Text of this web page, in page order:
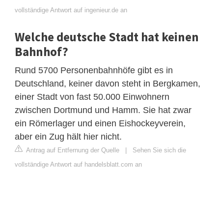
vollständige Antwort auf ingenieur.de an
Welche deutsche Stadt hat keinen
Bahnhof?
Rund 5700 Personenbahnhöfe gibt es in
Deutschland, keiner davon steht in Bergkamen,
einer Stadt von fast 50.000 Einwohnern
zwischen Dortmund und Hamm. Sie hat zwar
ein Römerlager und einen Eishockeyverein,
aber ein Zug hält hier nicht.
Antrag auf Entfernung der Quelle | Sehen Sie sich die
vollständige Antwort auf handelsblatt.com an